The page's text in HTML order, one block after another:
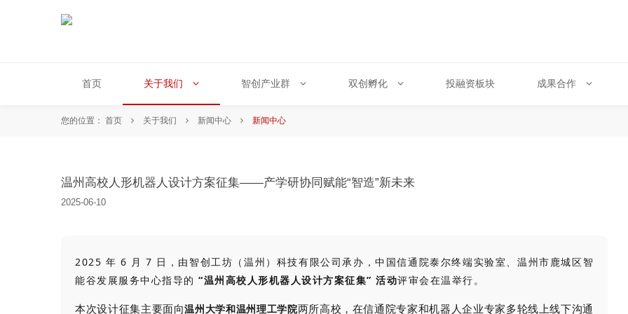
首页 关于我们 智创产业群 双创孵化 投融资板块 成果合作
您的位置： 首页 关于我们 新闻中心 新闻中心
温州高校人形机器人设计方案征集——产学研协同赋能“智造”新未来
2025-06-10
2025 年 6 月 7 日，由智创工坊（温州）科技有限公司承办，中国信通院泰尔终端实验室、温州市鹿城区智
能谷发展服务中心指导的 “温州高校人形机器人设计方案征集” 活动评审会在温举行。
本次设计征集主要面向温州大学和温州理工学院两所高校，在信通院专家和机器人企业专家多轮线上线下沟通